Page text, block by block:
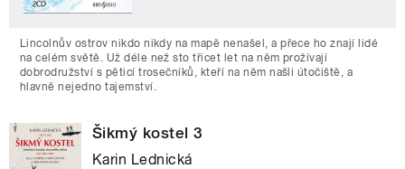
Lincolnův ostrov nikdo nikdy na mapě nenašel, a přece ho znají lidé
na celém světě. Už déle než sto třicet let na něm prožívají
dobrodružství s pěticí trosečníků, kteří na něm našli útočiště, a
hlavně nejedno tajemství.
Šikmý kostel 3
Karin Lednická